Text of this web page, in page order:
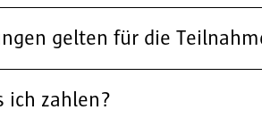
gelten für die
ich zahlen?